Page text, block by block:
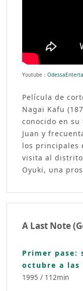
Youtube：
Película de
Nagai Kafu
conocido en
Juan y
los principales
visita al distrito
Oyuki, una
A Last Note
Primer pase:
octubre a las
1995 / 112min